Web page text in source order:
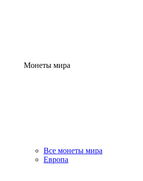
Монеты мира
Все монеты мира
Европа